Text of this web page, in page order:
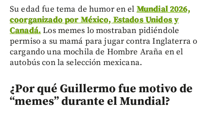
Su edad fue tema de humor en el Mundial 2026,
coorganizado por México, Estados Unidos y
Canadá. Los memes lo mostraban pidiéndole
permiso a su mamá para jugar contra Inglaterra o
cargando una mochila de Hombre Araña en el
autobús con la selección mexicana.
¿Por qué Guillermo fue motivo de
“memes” durante el Mundial?